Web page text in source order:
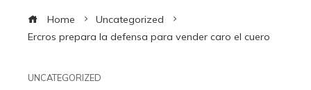
Home
Uncategorized
Ercros prepara la defensa para vender caro el cuero
UNCATEGORIZED